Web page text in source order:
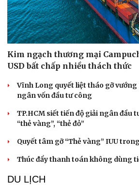
Kim ngạch thương mại
USD bất chấp nhiều thách thức
Vĩnh Long quyết liệt tháo gỡ
ngân vốn đầu tư công
TP.HCM siết tiến độ giải ngân đầu
“thẻ vàng”, “thẻ đỏ”
Quyết tâm gỡ “Thẻ vàng” IUU
Thúc đẩy thanh toán không dùng
DU LỊCH